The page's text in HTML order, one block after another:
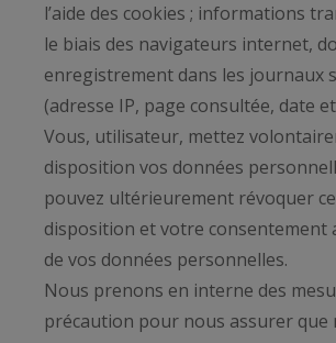
l’aide des cookies ; informations
le biais des navigateurs internet,
enregistrement dans les journaux
(adresse IP, page consultée, date
Vous, utilisateur, mettez
disposition vos données
pouvez ultérieurement révoquer
disposition et votre consentement
de vos données personnelles.
Nous prenons en interne des
précaution pour nous assurer que